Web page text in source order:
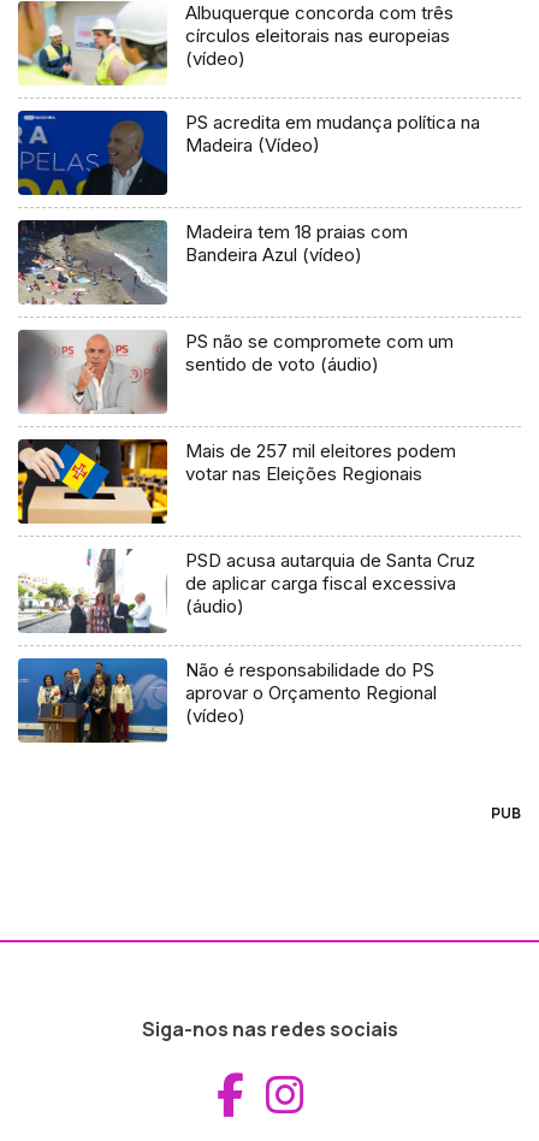
Albuquerque concorda com três
círculos eleitorais nas europeias
(vídeo)
PS acredita em mudança política na
Madeira (Vídeo)
Madeira tem 18 praias com
Bandeira Azul (vídeo)
PS não se compromete com um
sentido de voto (áudio)
Mais de 257 mil eleitores podem
votar nas Eleições Regionais
PSD acusa autarquia de Santa Cruz
de aplicar carga fiscal excessiva
(áudio)
Não é responsabilidade do PS
aprovar o Orçamento Regional
(vídeo)
PUB
Siga-nos nas redes sociais
Aceder ao